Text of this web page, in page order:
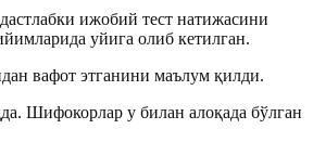
ижобий тест натижасини
уйига олиб кетилган.
вафот этганини маълум қилди.
Шифокорлар у билан алоқада бўлган